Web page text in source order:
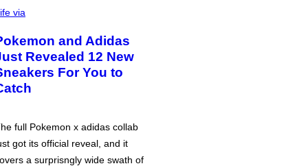
via
and Adidas
Revealed 12 New
For You to
full Pokemon x adidas collab
got its official reveal, and it
a surprisngly wide swath of